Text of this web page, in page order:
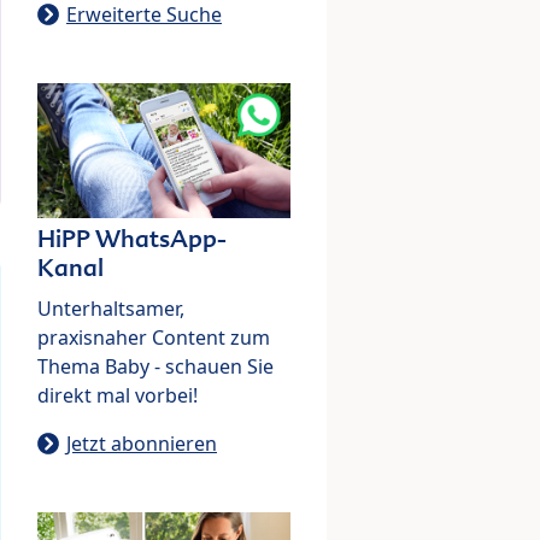
Erweiterte Suche
HiPP WhatsApp-
Kanal
Unterhaltsamer,
praxisnaher Content zum
Thema Baby - schauen Sie
direkt mal vorbei!
Jetzt abonnieren